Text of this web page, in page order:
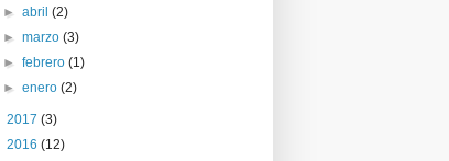
►abril(2)
►marzo(3)
►febrero(1)
►enero(2)
2017 (3)
2016 (12)